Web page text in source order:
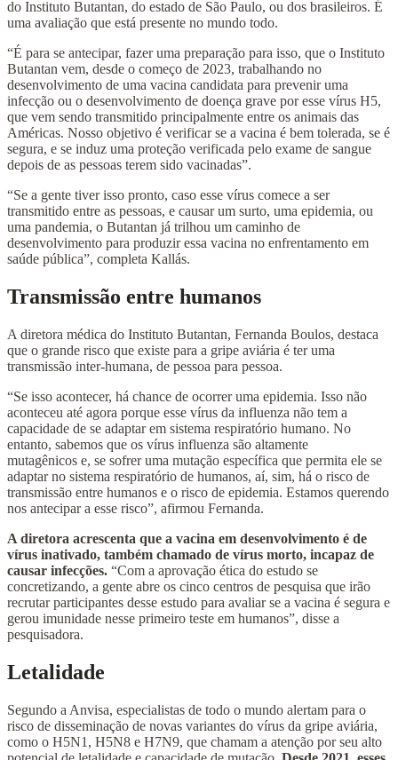
do Instituto Butantan, do estado de São Paulo, ou dos brasileiros. É
uma avaliação que está presente no mundo todo.
“É para se antecipar, fazer uma preparação para isso, que o Instituto
Butantan vem, desde o começo de 2023, trabalhando no
desenvolvimento de uma vacina candidata para prevenir uma
infecção ou o desenvolvimento de doença grave por esse vírus H5,
que vem sendo transmitido principalmente entre os animais das
Américas. Nosso objetivo é verificar se a vacina é bem tolerada, se é
segura, e se induz uma proteção verificada pelo exame de sangue
depois de as pessoas terem sido vacinadas”.
“Se a gente tiver isso pronto, caso esse vírus comece a ser
transmitido entre as pessoas, e causar um surto, uma epidemia, ou
uma pandemia, o Butantan já trilhou um caminho de
desenvolvimento para produzir essa vacina no enfrentamento em
saúde pública”, completa Kallás.
Transmissão entre humanos
A diretora médica do Instituto Butantan, Fernanda Boulos, destaca
que o grande risco que existe para a gripe aviária é ter uma
transmissão inter-humana, de pessoa para pessoa.
“Se isso acontecer, há chance de ocorrer uma epidemia. Isso não
aconteceu até agora porque esse vírus da influenza não tem a
capacidade de se adaptar em sistema respiratório humano. No
entanto, sabemos que os vírus influenza são altamente
mutagênicos e, se sofrer uma mutação específica que permita ele se
adaptar no sistema respiratório de humanos, aí, sim, há o risco de
transmissão entre humanos e o risco de epidemia. Estamos querendo
nos antecipar a esse risco”, afirmou Fernanda.
A diretora acrescenta que a vacina em desenvolvimento é de
vírus inativado, também chamado de vírus morto, incapaz de
causar infecções. “Com a aprovação ética do estudo se
concretizando, a gente abre os cinco centros de pesquisa que irão
recrutar participantes desse estudo para avaliar se a vacina é segura e
gerou imunidade nesse primeiro teste em humanos”, disse a
pesquisadora.
Letalidade
Segundo a Anvisa, especialistas de todo o mundo alertam para o
risco de disseminação de novas variantes do vírus da gripe aviária,
como o H5N1, H5N8 e H7N9, que chamam a atenção por seu alto